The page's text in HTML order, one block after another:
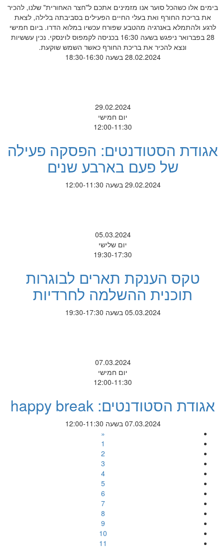
בימים אלו כשהכל סוער אנו מזמינים אתכם ל"חצר האחורית" שלנו, להכיר
את בריכת החורף ואת בעלי החיים הפעילים בסביבתה בלילה, לצאת
לרגע ולהתמלא באנרגיה מהטבע שפורח עכשיו במלוא הדרו. ביום חמישי
28 בפברואר ניפגש בשעה 16:30 בכניסה לקמפוס לוינסקי. נכין עששיות
ונצא להכיר את בריכת החורף כאשר השמש שוקעת.
28.02.2024 בשעה 18:30-16:30
29.02.2024
יום חמישי
12:00-11:30
אגודת הסטודנטים: הפסקה פעילה
של פעם בארבע שנים
29.02.2024 בשעה 12:00-11:30
05.03.2024
יום שלישי
19:30-17:30
טקס הענקת תארים לבוגרות
תוכנית ההשלמה לחרדיות
05.03.2024 בשעה 19:30-17:30
07.03.2024
יום חמישי
12:00-11:30
אגודת הסטודנטים: happy break
07.03.2024 בשעה 12:00-11:30
«
1
2
3
4
5
6
7
8
9
10
11